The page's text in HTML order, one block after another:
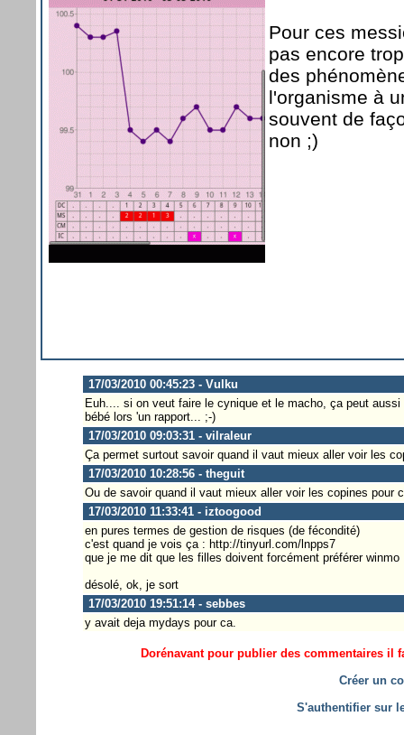
Pour ces
pas encore
des
l'organisme à
souvent de
non ;)
17/03/2010 00:45:23 - Vulku
Euh.... si on veut faire le cynique et le macho, ça peut
bébé lors 'un rapport... ;-)
17/03/2010 09:03:31 - vilraleur
Ça permet surtout savoir quand il vaut mieux aller voir les
17/03/2010 10:28:56 - theguit
Ou de savoir quand il vaut mieux aller voir les copines pour
17/03/2010 11:33:41 - iztoogood
en pures termes de gestion de risques (de fécondité)
c'est quand je vois ça : http://tinyurl.com/lnpps7
que je me dit que les filles doivent forcément préférer winmo
désolé, ok, je sort
17/03/2010 19:51:14 - sebbes
y avait deja mydays pour ca.
Dorénavant pour publier des commentaires il
Créer un
S'authentifier sur